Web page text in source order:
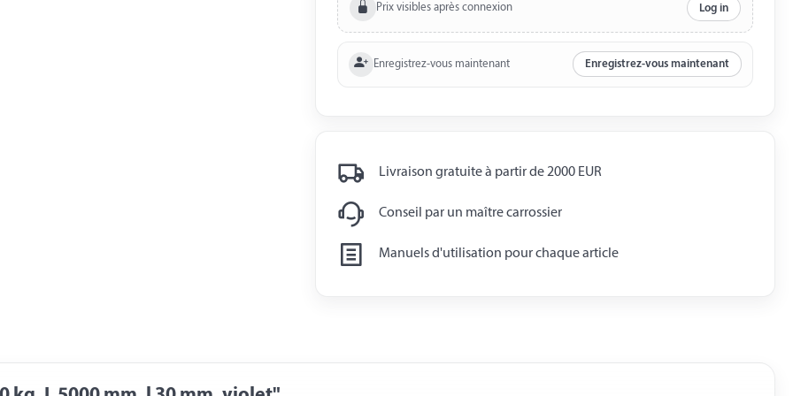
Prix visibles après connexion Log in
Enregistrez-vous maintenant Enregistrez-vous maintenant
Livraison gratuite à partir de 2000 EUR
Conseil par un maître carrossier
Manuels d'utilisation pour chaque article